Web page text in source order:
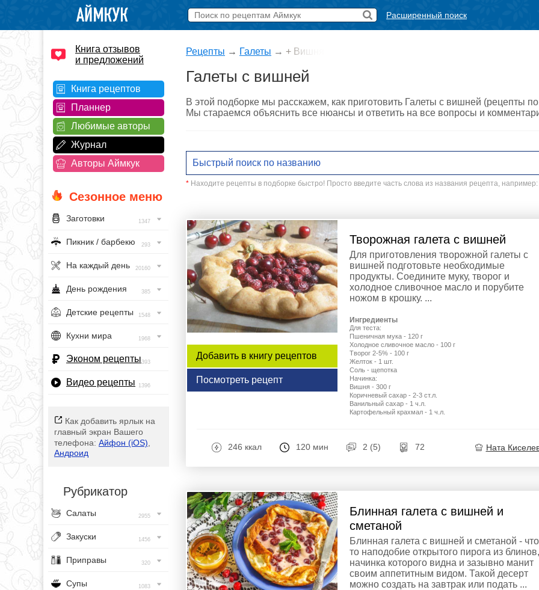
Расширенный поиск
Книга отзывов
и предложений
Книга рецептов
Планнер
Любимые авторы
Журнал
Авторы Аймкук
Сезонное меню
Заготовки 1347
Пикник / барбекю 293
На каждый день 20160
День рождения 385
Детские рецепты 1548
Кухни мира 1968
Эконом рецепты393
Видео рецепты 1396
Как добавить ярлык на
главный экран Вашего
телефона: Айфон (iOS)
Андроид
Рубрикатор
Салаты 2955
Закуски 1456
Приправы 320
Супы 1083
Рецепты → Галеты → + Вишня
Галеты с вишней
В этой подборке мы расскажем, как приготовить Галеты с вишней (рецепты
Мы стараемся объяснить все нюансы и ответить на все вопросы и
* Находите рецепты в подборке быстро! Просто введите часть слова из названия рецепта, например:
Добавить в книгу рецептов
Посмотреть рецепт
Творожная галета с вишней
Для приготовления творожной галеты с
вишней подготовьте необходимые
продукты. Соедините муку, творог и
холодное сливочное масло и порубите
ножом в крошку. ...
Ингредиенты
Для теста:
Пшеничная мука - 120 г
Холодное сливочное масло - 100 г
Творог 2-5% - 100 г
Желток - 1 шт.
Соль - щепотка
Начинка:
Вишня - 300 г
Коричневый сахар - 2-3 ст.л.
Ванильный сахар - 1 ч.л.
Картофельный крахмал - 1 ч.л.
246 ккал 120 мин 2 (5) 72 Ната
Блинная галета с вишней и
сметаной
Блинная галета с вишней и сметаной -
то наподобие открытого пирога из блинов,
начинка которого видна и зазывно манит
своим аппетитным видом. Такой десерт
можно создать на завтрак или подать ...